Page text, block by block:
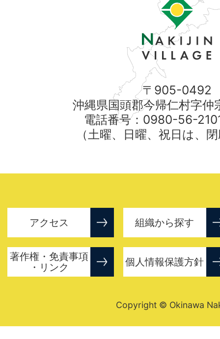
〒905-0492
沖縄県国頭郡今帰仁村字仲
電話番号：0980-56-
（土曜、日曜、祝日は、
アクセス 組織から探す
著作権・免責事項
・リンク
個人情報保護方針
Copyright © Okinawa